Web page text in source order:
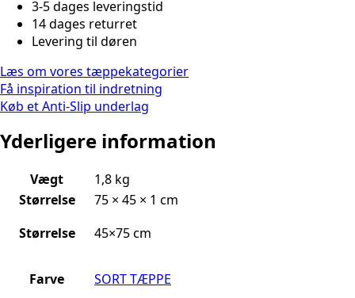
3-5 dages leveringstid
14 dages returret
Levering til døren
Læs om vores tæppekategorier
Få inspiration til indretning
Køb et Anti-Slip underlag
Yderligere information
Vægt
1,8 kg
Størrelse
75 × 45 × 1 cm
Størrelse
45×75 cm
Farve SORT TÆPPE